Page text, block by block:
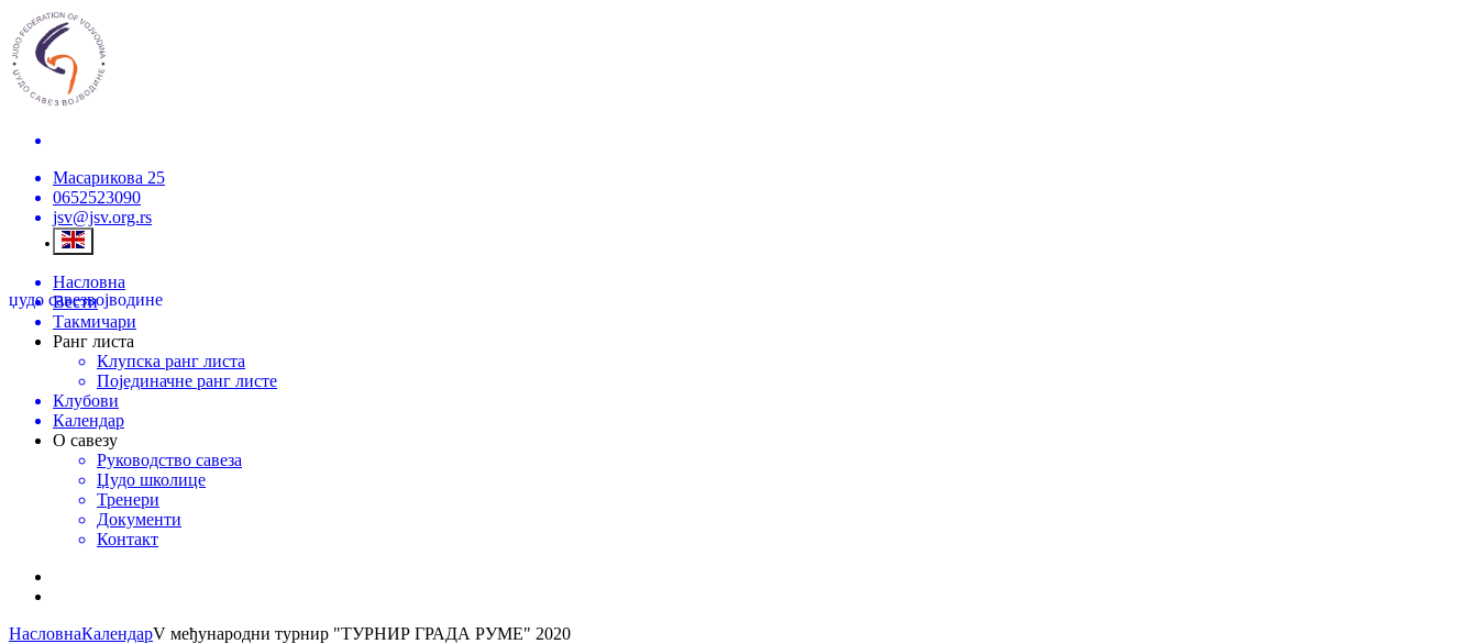
Масарикова 25
0652523090
jsv@jsv.org.rs
џудо савезвојводине
Насловна
Вести
Такмичари
Ранг листа
Клупска ранг листа
Појединачне ранг листе
Клубови
Календар
О савезу
Руководство савеза
Џудо школице
Тренери
Документи
Контакт
НасловнаКалендарV међународни турнир "ТУРНИР ГРАДА РУМЕ" 2020